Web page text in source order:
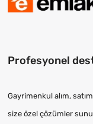
Profesyonel
Gayrimenkul alım,
size özel çözümler